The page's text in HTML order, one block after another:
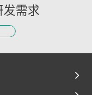
发需求